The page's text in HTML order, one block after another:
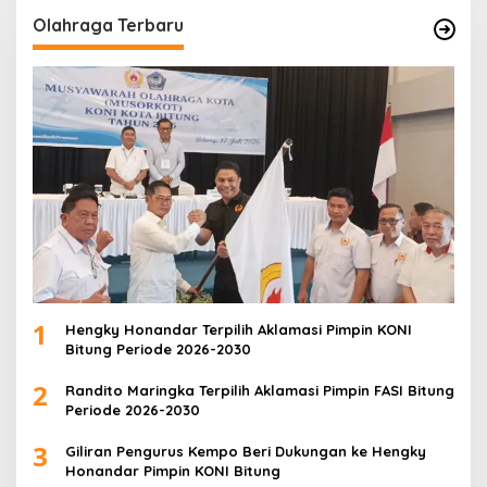
Olahraga Terbaru
1
Hengky Honandar Terpilih Aklamasi Pimpin KONI
Bitung Periode 2026-2030
2
Randito Maringka Terpilih Aklamasi Pimpin FASI Bitung
Periode 2026-2030
3
Giliran Pengurus Kempo Beri Dukungan ke Hengky
Honandar Pimpin KONI Bitung